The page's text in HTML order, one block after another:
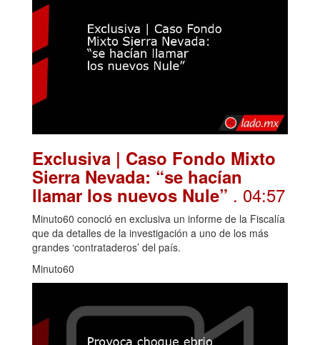
Exclusiva | Caso Fondo Mixto
Sierra Nevada: “se hacían
llamar los nuevos Nule” . 04:57
Minuto60 conoció en exclusiva un informe de la Fiscalía
que da detalles de la investigación a uno de los más
grandes ‘contrataderos’ del país.
Minuto60